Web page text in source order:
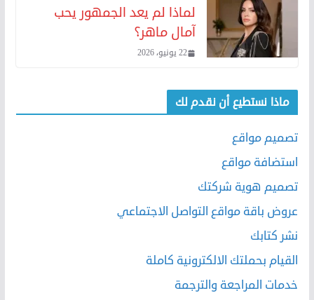
لماذا لم يعد الجمهور يحب
آمال ماهر؟
22 يونيو، 2026
ماذا نستطيع أن نقدم لك
تصميم مواقع
استضافة مواقع
تصميم هوية شركتك
عروض باقة مواقع التواصل الاجتماعي
نشر كتابك
القيام بحملتك الالكترونية كاملة
خدمات المراجعة والترجمة